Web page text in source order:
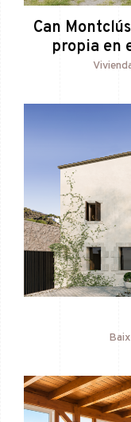
Can
propia en